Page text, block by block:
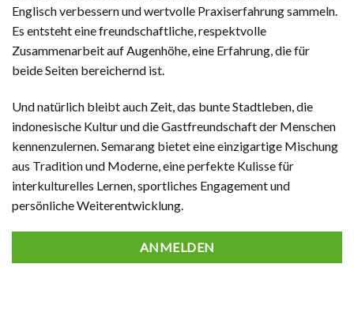
Englisch verbessern und wertvolle Praxiserfahrung sammeln.
Es entsteht eine freundschaftliche, respektvolle
Zusammenarbeit auf Augenhöhe, eine Erfahrung, die für
beide Seiten bereichernd ist.
Und natürlich bleibt auch Zeit, das bunte Stadtleben, die
indonesische Kultur und die Gastfreundschaft der Menschen
kennenzulernen. Semarang bietet eine einzigartige Mischung
aus Tradition und Moderne, eine perfekte Kulisse für
interkulturelles Lernen, sportliches Engagement und
persönliche Weiterentwicklung.
ANMELDEN